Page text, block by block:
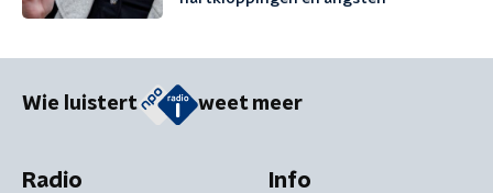
Wie luistert weet meer
Radio Info